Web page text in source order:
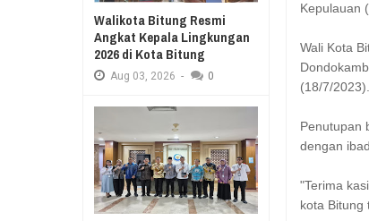
Kepulauan
Wali Kota
(18/7/2023).
Penutupan
dengan
"Terima
kota Bitung
Walikota Bitung Resmi
Angkat Kepala Lingkungan
2026 di Kota Bitung
Aug 03, 2026 - 0